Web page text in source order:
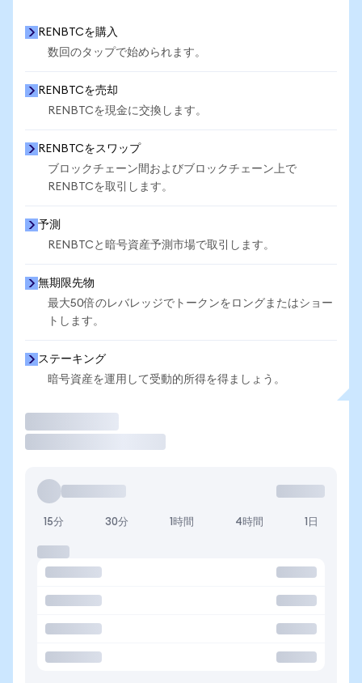
RENBTCを購入
数回のタップで始められます。
RENBTCを売却
RENBTCを現金に交換します。
RENBTCをスワップ
ブロックチェーン間およびブロックチェーン上で
RENBTCを取引します。
予測
RENBTCと暗号資産予測市場で取引します。
無期限先物
最大50倍のレバレッジでトークンをロングまたはショー
トします。
ステーキング
暗号資産を運用して受動的所得を得ましょう。
15分 30分 1時間 4時間 1日